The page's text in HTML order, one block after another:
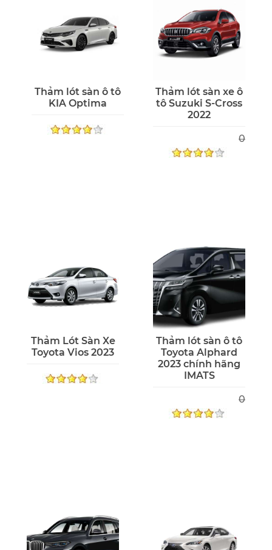
Thảm lót sàn ô tô
KIA Optima
Thảm lót sàn xe ô
tô Suzuki S-Cross
2022
0
Thảm Lót Sàn Xe
Toyota Vios 2023
Thảm lót sàn ô tô
Toyota Alphard
2023 chính hãng
IMATS
0